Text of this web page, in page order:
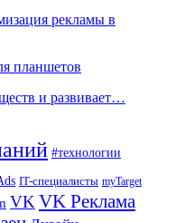
рекламы в
планшетов
и развивает…
#технологии
IT-специалисты myTarget
VK VK Реклама